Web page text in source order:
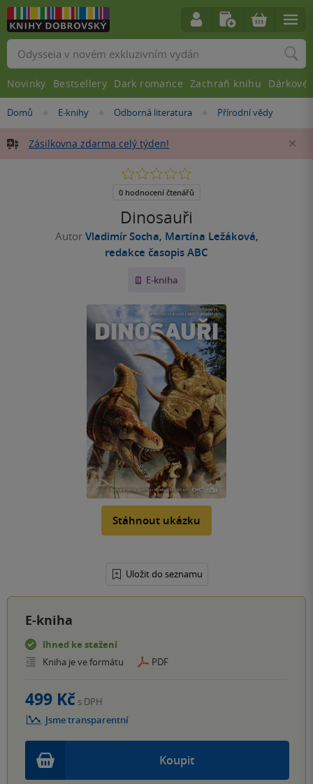
Nacházíte
zde:
Domů »
E-knihy »
Odborná literatura »Přírodní vědy
Zásilkovna zdarma celý týden!
Dinosauři
Autor Vladimír Socha, Martina Ležáková,
redakce časopis ABC
E-kniha
Stáhnout ukázku
Uložit do seznamu
0.0
5
0 hodnocení čtenářů
E-kniha
Ihned ke stažení
Kniha je ve formátu
PDF
Koupit
499 Kč s DPH
Jsme transparentní
Vyhledávání
Novinky Bestsellery Dark romance Zachraň knihu Dárkové